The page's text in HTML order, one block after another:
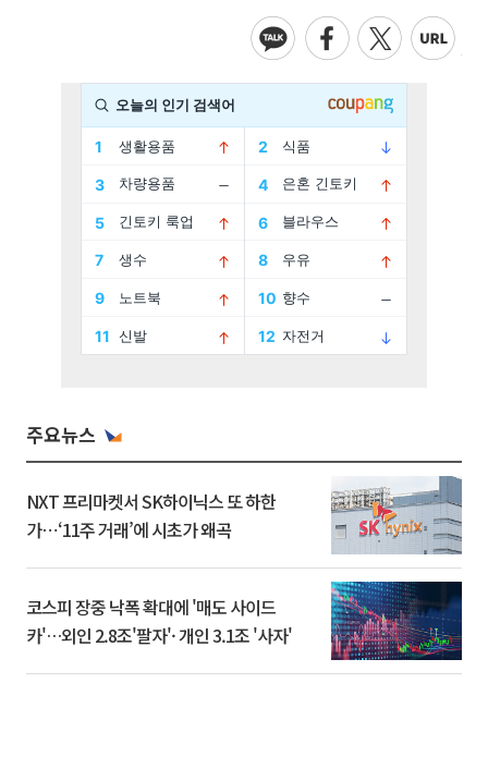
주요뉴스
NXT 프리마켓서 SK하이닉스 또 하한
가⋯‘11주 거래’에 시초가 왜곡
코스피 장중 낙폭 확대에 '매도 사이드
카'…외인 2.8조'팔자'· 개인 3.1조 '사자'